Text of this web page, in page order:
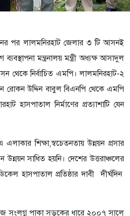
পর লালমনিরহাট জেলার ৩ টি আসনই
ব্যবস্থাপনা মন্ত্রনালয় মন্ত্রী অধ্যক্ষ আসাদুল
থেকে নির্বাচিত এমপি। লালমনিরহাট-২
রোকন উদ্দিন বাবুল বিএনপি থেকে এমপি
হাসপাতাল নির্মাণের প্রত্যাশাটি যেন
শিক্ষা,স্বচেতনতায় উন্নয়ন প্রসার
উন্নয়ন সাধিত হয়নি।দেশের উত্তরাঞ্চলের
হাসপাতাল প্রতিষ্ঠার দাবী দীর্ঘদিন
সংলগ্ন পাকা সড়কের ধারে ২০০৭ সালে